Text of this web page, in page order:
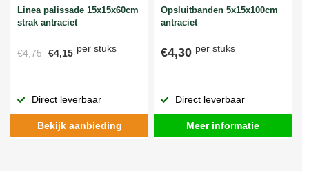
Linea palissade 15x15x60cm
strak antraciet
€4,75 €4,15 per stuks
Direct leverbaar
Bekijk aanbieding
Opsluitbanden 5x15x100cm
antraciet
€4,30 per stuks
Direct leverbaar
Meer informatie